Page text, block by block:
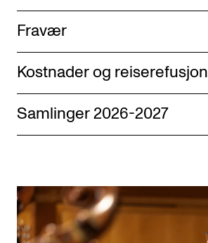
Fravær
Kostnader og reiserefusjon
Samlinger 2026-2027